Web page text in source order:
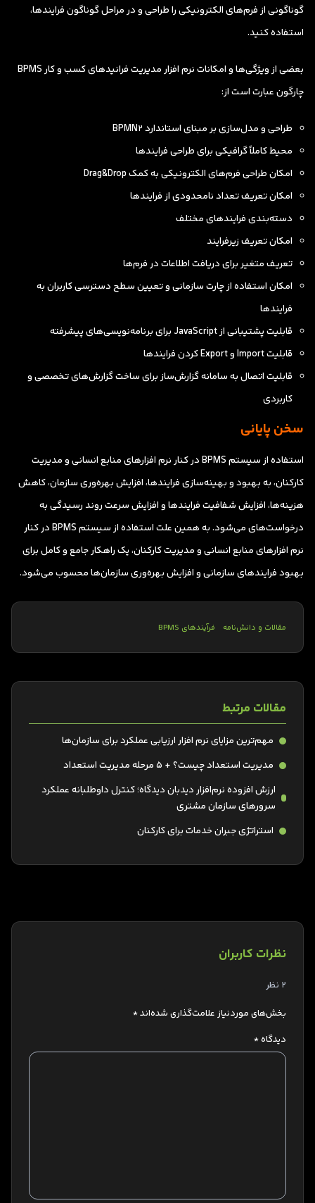
گوناگونی از فرم‌های الکترونیکی را طراحی و در مراحل گوناگون فرایندها،
استفاده کنید.
بعضی از ویژگی‌ها و امکانات نرم افزار مدیریت فرانیدهای کسب و کار BPMS
چارگون عبارت است از:
طراحی و مدل‌سازی بر مبنای استاندارد BPMN2
محیط کاملاً گرافیکی برای طراحی فرایندها
امکان طراحی فرم‌های الکترونیکی به کمک Drag&Drop
امکان تعریف تعداد نامحدودی از فرایندها
دسته‌بندی فرایندهای مختلف
امکان تعریف زیرفرایند
تعریف متغیر برای دریافت اطلاعات در فرم‌ها
امکان استفاده از چارت سازمانی و تعیین سطح دسترسی کاربران به
فرایندها
قابلیت پشتیبانی از JavaScript برای برنامه‌نویسی‌های پیشرفته
قابلیت Import و Export کردن فرایندها
قابلیت اتصال به سامانه گزارش‌ساز برای ساخت گزارش‌های تخصصی و
کاربردی
سخن پایانی
استفاده از سیستم BPMS در کنار نرم افزارهای منابع انسانی و مدیریت
کارکنان، به بهبود و بهینه‌سازی فرایندها، افزایش بهره‌وری سازمان، کاهش
هزینه‌ها، افزایش شفافیت فرایندها و افزایش سرعت روند رسیدگی به
درخواست‌های می‌شود. به همین علت استفاده از سیستم BPMS در کنار
نرم افزارهای منابع انسانی و مدیریت کارکنان، یک راهکار جامع و کامل برای
بهبود فرایندهای سازمانی و افزایش بهره‌وری سازمان‌ها محسوب می‌شود.
مقالات و دانش‌نامه فرآیندهای BPMS
مقالات مرتبط
مهم‌ترین مزایای نرم افزار ارزیابی عملکرد برای سازمان‌ها
مدیریت استعداد چیست؟ + 5 مرحله مدیریت استعداد
ارزش افزوده نرم‌افزار دیدبان دیدگاه؛ کنترل داوطلبانه عملکرد
سرورهای سازمان مشتری
استراتژی جبران خدمات برای کارکنان
نظرات کاربران
2 نظر
بخش‌های موردنیاز علامت‌گذاری شده‌اند*
دیدگاه*